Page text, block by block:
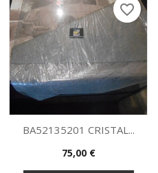
Vista rápida
BA52135201 CRISTAL...
Precio
75,00 €
favorite_border